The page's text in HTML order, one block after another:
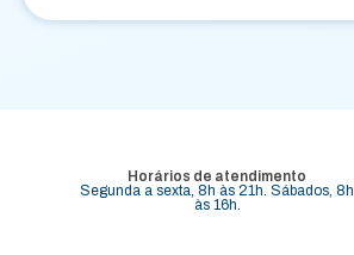
Horários de atendimento
Segunda a sexta, 8h às 21h. Sábados, 8h
às 16h.